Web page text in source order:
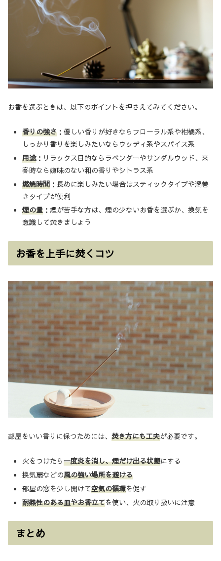
お香を選ぶときは、以下のポイントを押さえてみてください。
香りの強さ：優しい香りが好きならフローラル系や柑橘系、
しっかり香りを楽しみたいならウッディ系やスパイス系
用途：リラックス目的ならラベンダーやサンダルウッド、来
客時なら嫌味のない和の香りやシトラス系
燃焼時間：長めに楽しみたい場合はスティックタイプや渦巻
きタイプが便利
煙の量：煙が苦手な方は、煙の少ないお香を選ぶか、換気を
意識して焚きましょう
お香を上手に焚くコツ
部屋をいい香りに保つためには、 焚き方にも工夫が必要です。
火をつけたら一度炎を消し、煙だけ出る状態にする
換気扇などの風の強い場所を避ける
部屋の窓を少し開けて空気の循環を促す
耐熱性のある皿やお香立てを使い、火の取り扱いに注意
まとめ